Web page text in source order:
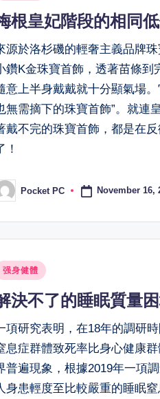
根皇妃階段的相同
源於洛杉磯的輕奢主義品牌
鑽K金珠寶首飾，透著苗條到
意上半身戴戴就十分顯氣場
無需摘下的珠寶首飾”。就連
戴不完的珠寶首飾，都是在
！
Pocket PC November 16,
强身健體
決不了的睡眠質量
項研究表明，在18年的調研
息症群體致死率比身心健康
普遍現象，根據2019年一項
身患輕度至比較嚴重的睡眠